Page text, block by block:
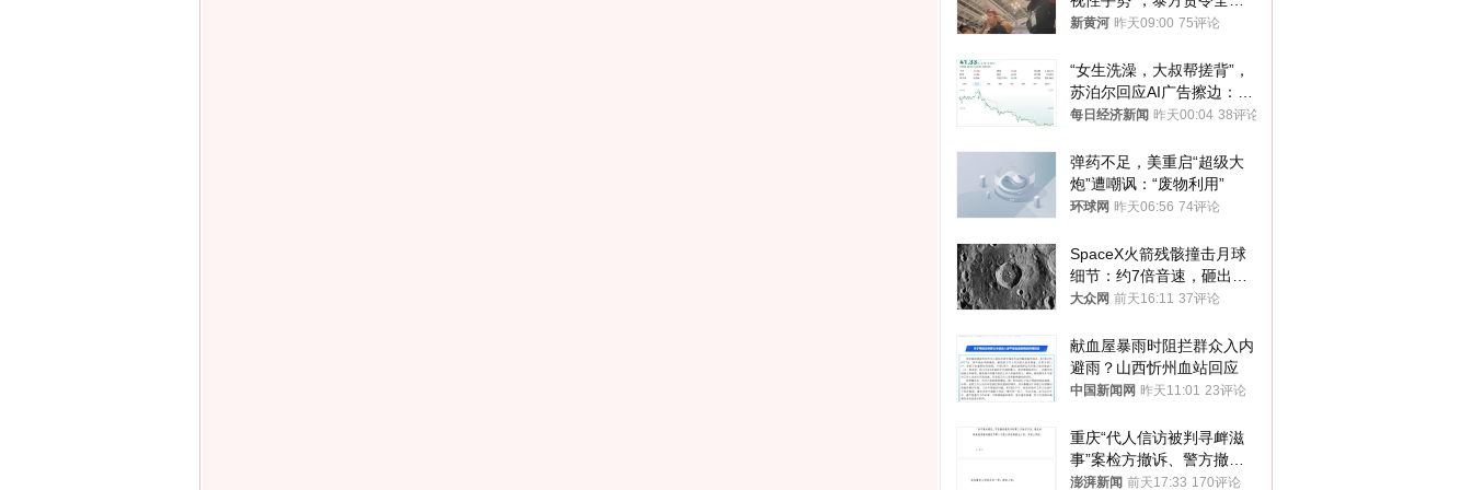
调查，对责任人采取最严厉
新黄河 昨天09:00 75评论
“女生洗澡，大叔帮搓背”，
苏泊尔回应AI广告擦边：视
频全下架，已强化内容管理
每日经济新闻 昨天00:04 38评论
弹药不足，美重启“超级大
炮”遭嘲讽：“废物利用”
环球网 昨天06:56 74评论
SpaceX火箭残骸撞击月球
细节：约7倍音速，砸出直
径约30米撞击坑
大众网 前天16:11 37评论
献血屋暴雨时阻拦群众入内
避雨？山西忻州血站回应
中国新闻网 昨天11:01 23评论
重庆“代人信访被判寻衅滋
事”案检方撤诉、警方撤
案，两被告人获国赔
澎湃新闻 前天17:33 170评论